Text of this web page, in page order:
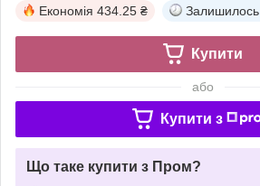
Економія 434.25 ₴ Залишилось
Купити
або
Купити з
Що таке купити з Пром?